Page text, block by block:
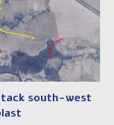
south-west